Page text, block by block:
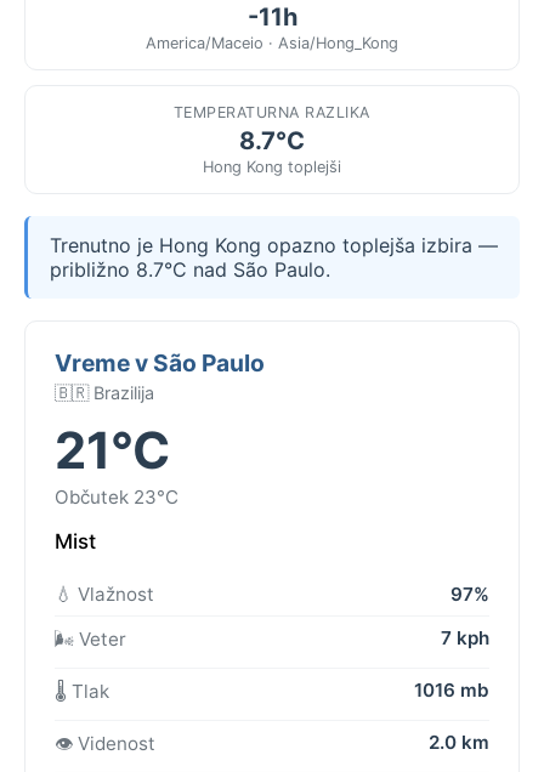
-11h
America/Maceio · Asia/Hong_Kong
TEMPERATURNA RAZLIKA
8.7°C
Hong Kong toplejši
Trenutno je Hong Kong opazno toplejša izbira —
približno 8.7°C nad São Paulo.
Vreme v São Paulo
🇧🇷 Brazilija
21°C
Občutek 23°C
Mist
💧 Vlažnost
97%
🌬️ Veter
7 kph
🌡️ Tlak 1016 mb
👁️ Videnost 2.0 km